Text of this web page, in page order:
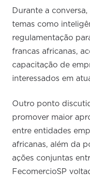
Durante a
temas como
regulamentação
francas africanas,
capacitação de
interessados em
Outro ponto
promover maior
entre entidades
africanas, além da
ações conjuntas
FecomercioSP